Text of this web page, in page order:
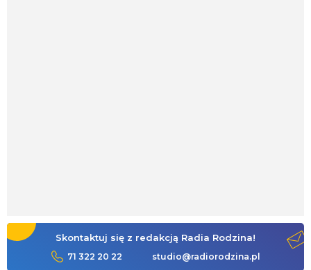
Skontaktuj się z redakcją Radia Rodzina!
71 322 20 22 studio@radiorodzina.pl